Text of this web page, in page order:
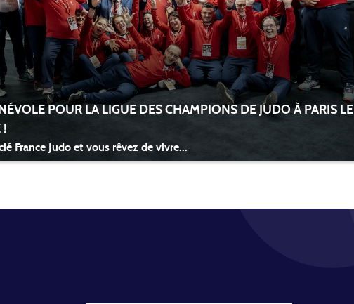
POUR LA LIGUE DES CHAMPIONS DE JUDO À PARIS LE
!
France Judo et vous rêvez de vivre...